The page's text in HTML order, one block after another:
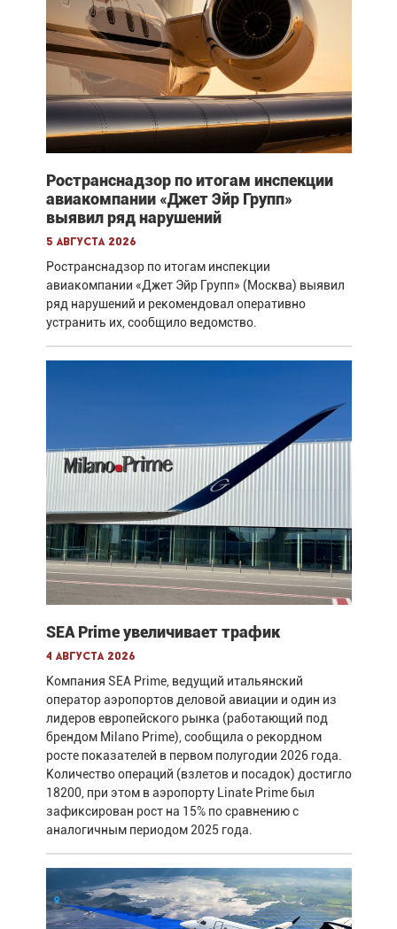
Ространснадзор по итогам инспекции
авиакомпании «Джет Эйр Групп»
выявил ряд нарушений
5 августа 2026
Ространснадзор по итогам инспекции
авиакомпании «Джет Эйр Групп» (Москва) выявил
ряд нарушений и рекомендовал оперативно
устранить их, сообщило ведомство.
SEA Prime увеличивает трафик
4 августа 2026
Компания SEA Prime, ведущий итальянский
оператор аэропортов деловой авиации и один из
лидеров европейского рынка (работающий под
брендом Milano Prime), сообщила о рекордном
росте показателей в первом полугодии 2026 года.
Количество операций (взлетов и посадок) достигло
18200, при этом в аэропорту Linate Prime был
зафиксирован рост на 15% по сравнению с
аналогичным периодом 2025 года.